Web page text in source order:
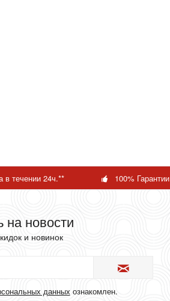
в течении 24ч.** 100% Гарантии
новости
и новинок
данных ознакомлен.